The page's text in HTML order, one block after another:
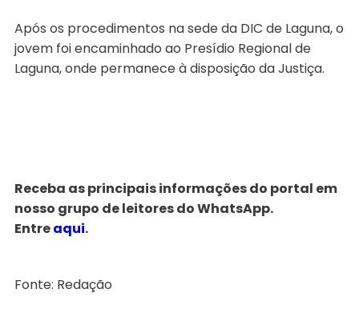
Após os procedimentos na sede da DIC de Laguna, o
jovem foi encaminhado ao Presídio Regional de
Laguna, onde permanece à disposição da Justiça.
Receba as principais informações do portal em
nosso grupo de leitores do WhatsApp.
Entreaqui.
Fonte: Redação